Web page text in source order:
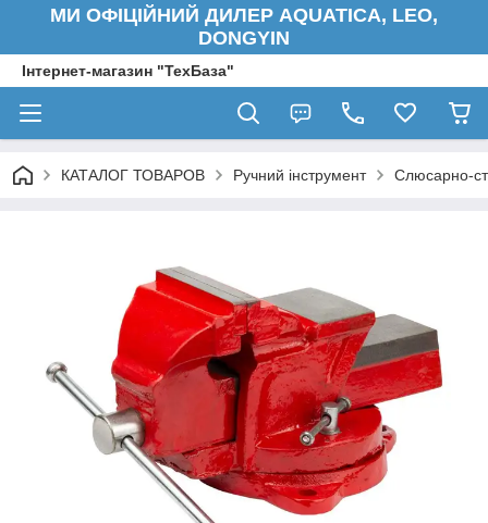
МИ ОФІЦІЙНИЙ ДИЛЕР AQUATICA, LEO,
DONGYIN
Інтернет-магазин "ТехБаза"
КАТАЛОГ ТОВАРОВ Ручний інструмент Слюсарно-